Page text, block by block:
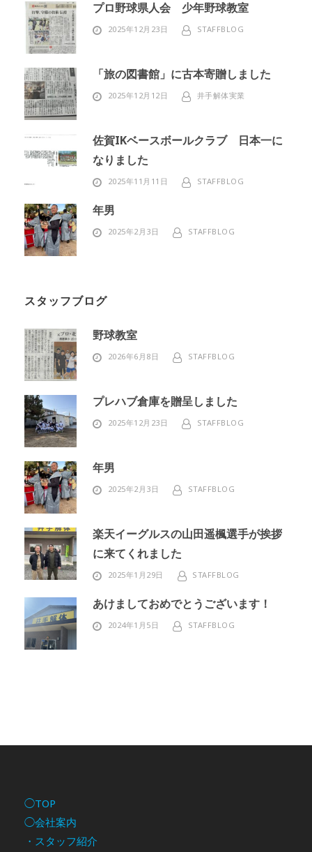
プロ野球県人会 少年野球教室
2025年12月23日 STAFFBLOG
「旅の図書館」に古本寄贈しました
2025年12月12日 井手解体実業
佐賀IKベースボールクラブ 日本一に
なりました
2025年11月11日 STAFFBLOG
年男
2025年2月3日 STAFFBLOG
スタッフブログ
野球教室
2026年6月8日 STAFFBLOG
プレハブ倉庫を贈呈しました
2025年12月23日 STAFFBLOG
年男
2025年2月3日 STAFFBLOG
楽天イーグルスの山田遥楓選手が挨拶
に来てくれました
2025年1月29日 STAFFBLOG
あけましておめでとうございます！
2024年1月5日 STAFFBLOG
◯TOP
◯会社案内
・スタッフ紹介